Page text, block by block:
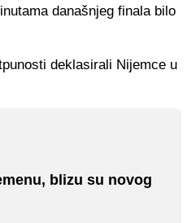
današnjeg finala bilo
deklasirali Nijemce u
blizu su novog